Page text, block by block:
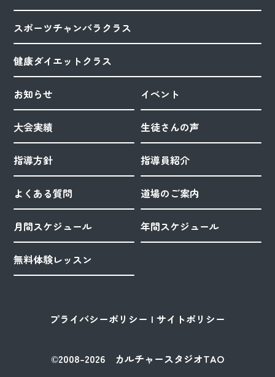
スポーツチャンバラクラス
健康ダイエットクラス
お知らせ イベント
大会実績 生徒さんの声
指導方針 指導員紹介
よくある質問 道場のご案内
月間スケジュール 年間スケジュール
無料体験レッスン
プライバシーポリシー サイトポリシー
©2008-2026 カルチャースタジオTAO